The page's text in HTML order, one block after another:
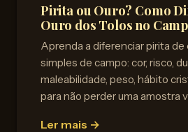
Pirita ou Ouro? Como
Ouro dos Tolos no
Aprenda a diferenciar pirita
simples de campo: cor, risco,
maleabilidade, peso, hábito
para não perder uma amostra
Ler mais →